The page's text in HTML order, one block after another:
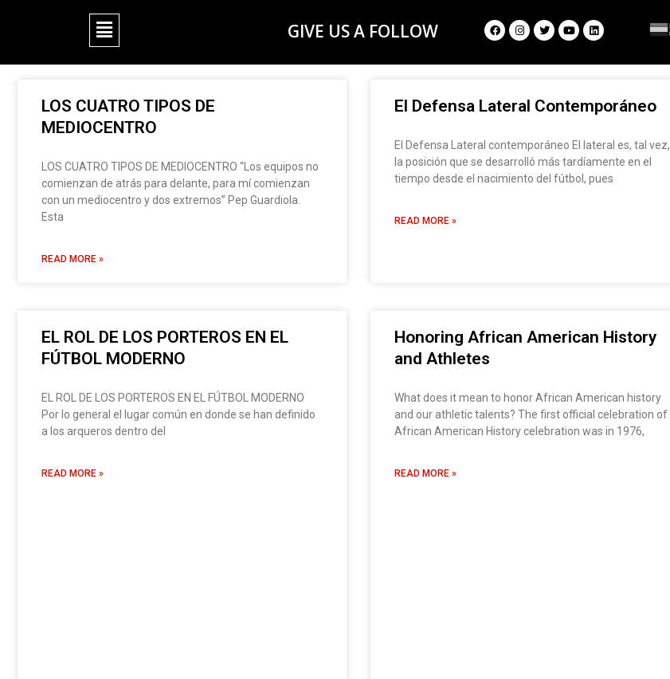
GIVE US A FOLLOW
LOS CUATRO TIPOS DE
MEDIOCENTRO
LOS CUATRO TIPOS DE MEDIOCENTRO “Los equipos no
comienzan de atrás para delante, para mí comienzan
con un mediocentro y dos extremos” Pep Guardiola.
Esta
READ MORE »
El Defensa Lateral Contemporáneo
El Defensa Lateral contemporáneo El lateral es, tal vez,
la posición que se desarrolló más tardíamente en el
tiempo desde el nacimiento del fútbol, pues
READ MORE »
EL ROL DE LOS PORTEROS EN EL
FÚTBOL MODERNO
EL ROL DE LOS PORTEROS EN EL FÚTBOL MODERNO
Por lo general el lugar común en donde se han definido
a los arqueros dentro del
READ MORE »
Honoring African American History
and Athletes
What does it mean to honor African American history
and our athletic talents? The first official celebration of
African American History celebration was in 1976,
READ MORE »